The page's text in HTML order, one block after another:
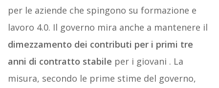
per le aziende che spingono su formazione e
lavoro 4.0. Il governo mira anche a mantenere il
dimezzamento dei contributi per i primi tre
anni di contratto stabile per i giovani . La
misura, secondo le prime stime del governo,